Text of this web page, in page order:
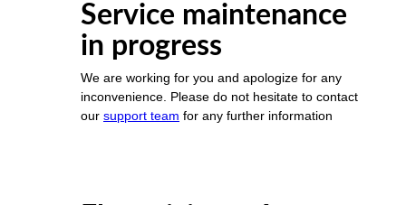
Service maintenance
in progress
We are working for you and apologize for any
inconvenience. Please do not hesitate to contact
our support team for any further information